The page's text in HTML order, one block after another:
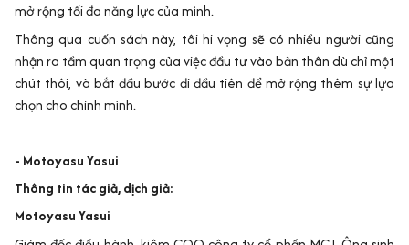
mở rộng tối đa năng lực của mình.
Thông qua cuốn sách này, tôi hi vọng sẽ có nhiều người cũng
nhận ra tầm quan trọng của việc đầu tư vào bản thân dù chỉ một
chút thôi, và bắt đầu bước đi đầu tiên để mở rộng thêm sự lựa
chọn cho chính mình.
- Motoyasu Yasui
Thông tin tác giả, dịch giả:
Motoyasu Yasui